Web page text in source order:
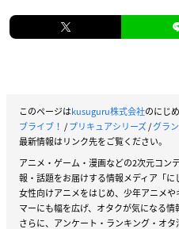
このページはkusuguru株式会社のにじ
ブライブ！ /プリキュアシリーズ/グラ
最新情報はリンク先をご覧ください。
アニメ・ゲーム・漫画などの2次元コン
報・話題をお届けする情報メディア「に
女性向けアニメをはじめ、少年アニメ
マーにも幅を広げ、オタクが気になる情
さらに、アンケート・ランキング・オ